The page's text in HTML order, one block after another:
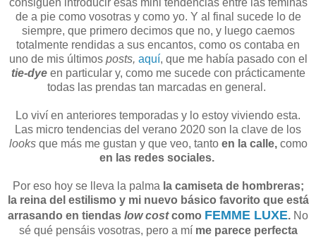
de a pie como vosotras y como yo. Y al final sucede lo de
siempre, que primero decimos que no, y luego caemos
totalmente rendidas a sus encantos, como os contaba en
uno de mis últimos posts, aquí, que me había pasado con el
tie-dye en particular y, como me sucede con prácticamente
todas las prendas tan marcadas en general.
Lo viví en anteriores temporadas y lo estoy viviendo esta.
Las micro tendencias del verano 2020 son la clave de los
looksque más me gustan y que veo, tanto en la calle,como
en las redes sociales.
Por eso hoy se lleva la palma la camiseta de hombreras;
la reina del estilismo y mi nuevo básico favorito que está
arrasando en tiendas low costcomo FEMME LUXE. No
sé qué pensáis vosotras, pero a mí me parece perfecta